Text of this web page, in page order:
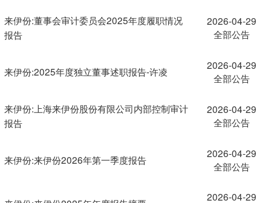
来伊份:董事会审计委员会2025年度履职情况
报告
2026-04-29
全部公告
来伊份:2025年度独立董事述职报告-许凌
2026-04-29
全部公告
来伊份:上海来伊份股份有限公司内部控制审计
报告
2026-04-29
全部公告
来伊份:来伊份2026年第一季度报告
2026-04-29
全部公告
2026-04-29